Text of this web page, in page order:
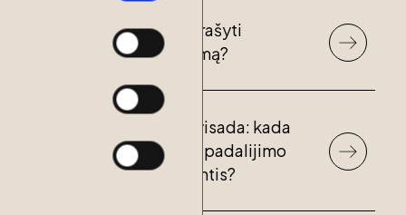
Kada ir kodėl galima prašyti
padidinti vaiko išlaikymą?
Lygiomis dalimis – ne visada: kada
nukrypstama nuo turto padalijimo
lygiomis dalimis skiriantis?